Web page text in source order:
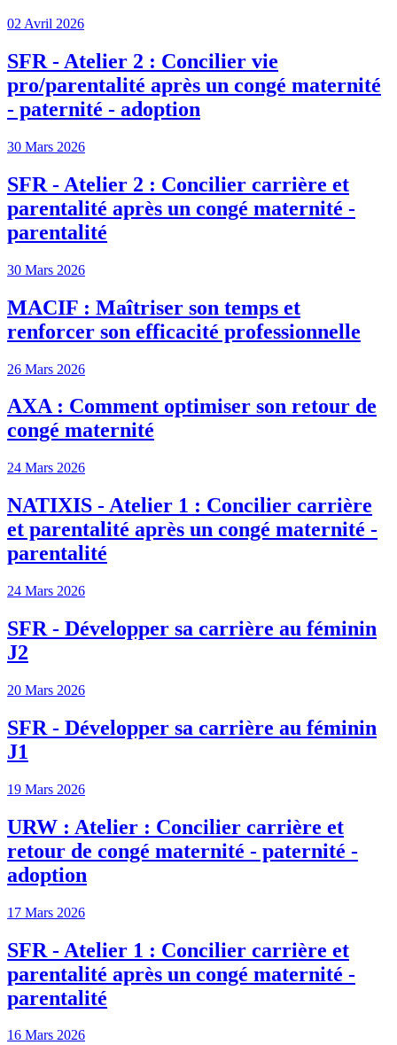
02 Avril 2026
SFR - Atelier 2 : Concilier vie
pro/parentalité après un congé maternité
- paternité - adoption
30 Mars 2026
SFR - Atelier 2 : Concilier carrière et
parentalité après un congé maternité -
parentalité
30 Mars 2026
MACIF : Maîtriser son temps et
renforcer son efficacité professionnelle
26 Mars 2026
AXA : Comment optimiser son retour de
congé maternité
24 Mars 2026
NATIXIS - Atelier 1 : Concilier carrière
et parentalité après un congé maternité -
parentalité
24 Mars 2026
SFR - Développer sa carrière au féminin
J2
20 Mars 2026
SFR - Développer sa carrière au féminin
J1
19 Mars 2026
URW : Atelier : Concilier carrière et
retour de congé maternité - paternité -
adoption
17 Mars 2026
SFR - Atelier 1 : Concilier carrière et
parentalité après un congé maternité -
parentalité
16 Mars 2026